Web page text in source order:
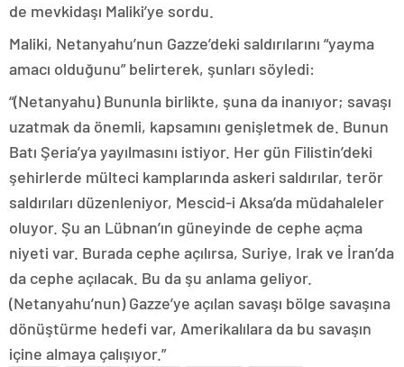
de mevkidaşı Maliki’ye sordu.
Maliki, Netanyahu’nun Gazze’deki saldırılarını “yayma
amacı olduğunu” belirterek, şunları söyledi:
“(Netanyahu) Bununla birlikte, şuna da inanıyor; savaşı
uzatmak da önemli, kapsamını genişletmek de. Bunun
Batı Şeria’ya yayılmasını istiyor. Her gün Filistin’deki
şehirlerde mülteci kamplarında askeri saldırılar, terör
saldırıları düzenleniyor, Mescid-i Aksa’da müdahaleler
oluyor. Şu an Lübnan’ın güneyinde de cephe açma
niyeti var. Burada cephe açılırsa, Suriye, Irak ve İran’da
da cephe açılacak. Bu da şu anlama geliyor.
(Netanyahu’nun) Gazze’ye açılan savaşı bölge savaşına
dönüştürme hedefi var, Amerikalılara da bu savaşın
içine almaya çalışıyor.”